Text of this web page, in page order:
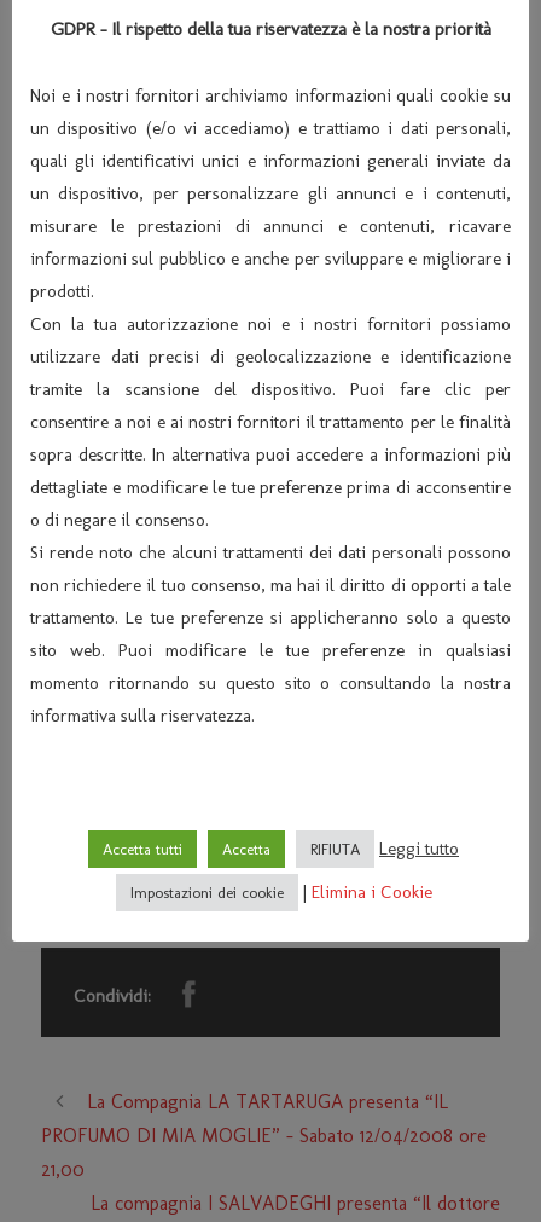
Condividi:
La Compagnia LA TARTARUGA presenta “IL
PROFUMO DI MIA MOGLIE” – Sabato 12/04/2008 ore
21,00
La compagnia I SALVADEGHI presenta “Il dottore
GDPR - Il rispetto della tua riservatezza è la nostra priorità
Noi e i nostri fornitori archiviamo informazioni quali cookie su
un dispositivo (e/o vi accediamo) e trattiamo i dati personali,
quali gli identificativi unici e informazioni generali inviate da
un dispositivo, per personalizzare gli annunci e i contenuti,
misurare le prestazioni di annunci e contenuti, ricavare
informazioni sul pubblico e anche per sviluppare e migliorare i
prodotti.
Con la tua autorizzazione noi e i nostri fornitori possiamo
utilizzare dati precisi di geolocalizzazione e identificazione
tramite la scansione del dispositivo. Puoi fare clic per
consentire a noi e ai nostri fornitori il trattamento per le finalità
sopra descritte. In alternativa puoi accedere a informazioni più
dettagliate e modificare le tue preferenze prima di acconsentire
o di negare il consenso.
Si rende noto che alcuni trattamenti dei dati personali possono
non richiedere il tuo consenso, ma hai il diritto di opporti a tale
trattamento. Le tue preferenze si applicheranno solo a questo
sito web. Puoi modificare le tue preferenze in qualsiasi
momento ritornando su questo sito o consultando la nostra
informativa sulla riservatezza.
Accetta tutti Accetta RIFIUTA Leggi tutto
Impostazioni dei cookie | Elimina i Cookie